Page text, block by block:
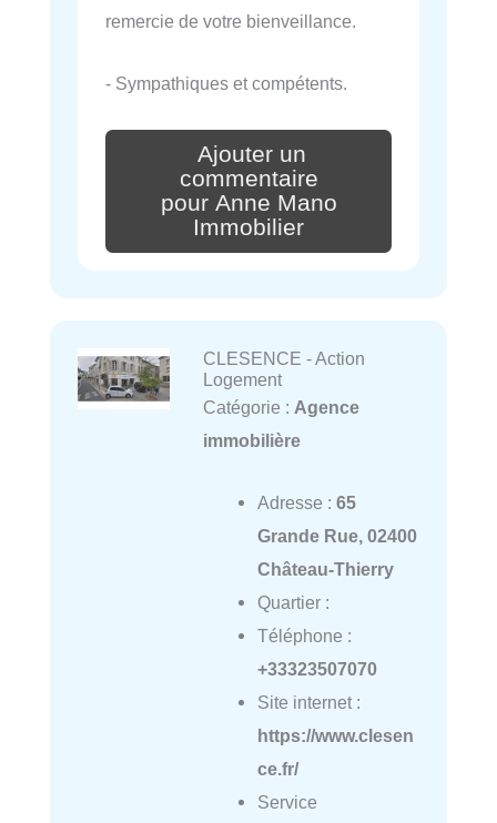
remercie de votre bienveillance.
- Sympathiques et compétents.
Ajouter un
commentaire
pour Anne Mano
Immobilier
CLESENCE - Action
Logement
Catégorie : Agence
immobilière
Adresse : 65
Grande Rue, 02400
Château-Thierry
Quartier :
Téléphone :
+33323507070
Site internet :
https://www.clesen
ce.fr/
Service